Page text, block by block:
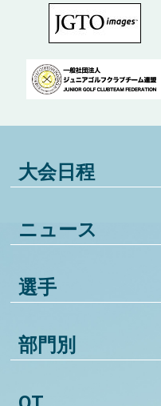
大会日程
ニュース
選手
部門別